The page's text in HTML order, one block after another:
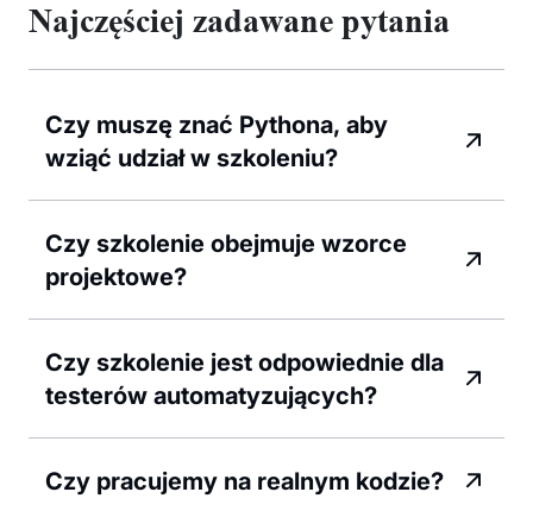
Najczęściej zadawane pytania
Czy muszę znać Pythona, aby
wziąć udział w szkoleniu?
Czy szkolenie obejmuje wzorce
projektowe?
Czy szkolenie jest odpowiednie dla
testerów automatyzujących?
Czy pracujemy na realnym kodzie?